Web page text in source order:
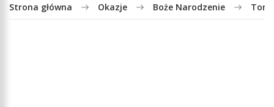
Strona główna Okazje Boże Narodzenie Tort